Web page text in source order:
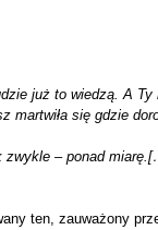
już to wiedzą. A Ty
martwiła się gdzie
zwykle – ponad
ten, zauważony